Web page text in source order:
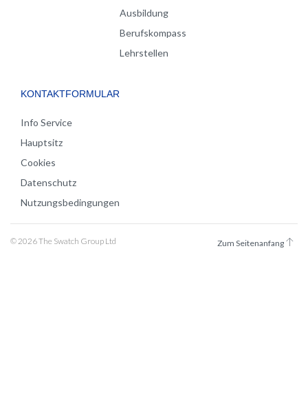
Ausbildung
Berufskompass
Lehrstellen
KONTAKTFORMULAR
Info Service
Hauptsitz
Cookies
Datenschutz
Nutzungsbedingungen
© 2026 The Swatch Group Ltd Zum Seitenanfang